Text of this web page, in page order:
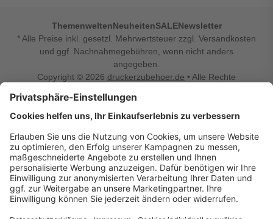
ThemenweltenNeuheitenSALENewsletter
* Alle Preise inkl. gesetzl. Mehrwertsteuer zzgl. Versandkosten
und ggf. Nachnahmegebühren, wenn nicht anders
angegeben.
Copyright © 2026 druckerzubehoer.de • Alle Rechte
Vertrag widerrufen
Druckerzubehoer.de – preiswerte Qualität für Ihr Office
Sie sind auf der Suche nach dem passenden Druckerzubehör
oder Zubehör für das Büro, den Computer oder Ihr
Smartphone? Dann sind Sie bei Druckerzubehoer.de genau
richtig! Unser breites Sortiment bietet unter anderem Tinte
und Toner für alle gängigen Druckermodelle – großer sowie
kleiner Hersteller. Zugleich sind wir Ihr Online Fachhandel für